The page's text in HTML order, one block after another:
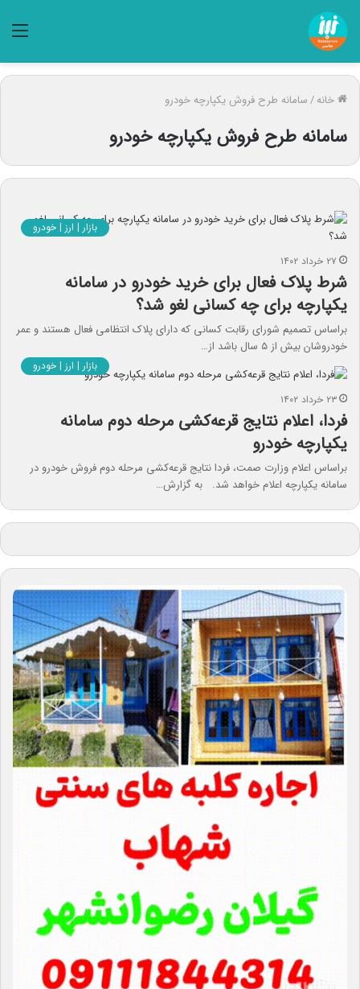
خانه/سامانه طرح فروش یکپارچه خودرو
سامانه طرح فروش یکپارچه خودرو
بازار | ارز | خودرو
۲۷ خرداد ۱۴۰۲
شرط پلاک فعال برای خرید خودرو در سامانه
یکپارچه برای چه کسانی لغو شد؟
براساس تصمیم شورای رقابت کسانی که دارای پلاک انتظامی فعال هستند و عمر
خودروشان بیش از ۵ سال باشد از…
بازار | ارز | خودرو
۲۳ خرداد ۱۴۰۲
فردا، اعلام نتایج قرعه‌کشی مرحله دوم سامانه
یکپارچه خودرو
براساس اعلام وزارت صمت، فردا نتایج قرعه‌کشی مرحله دوم فروش خودرو در
سامانه یکپارچه اعلام خواهد شد. به گزارش…